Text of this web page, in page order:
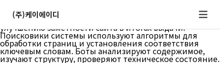
(주)케이에이디
ресурсы
SEO составляет собой совокупность шагов по
улучшению заметности сайта в итогах выдачи.
Поисковики системы используют алгоритмы для
обработки страниц и установления соответствия
ключевым словам. Боты анализируют содержимое,
изучают структуру, проверяют техническое состояние.